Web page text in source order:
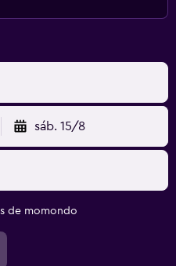
sáb. 15/8
de momondo